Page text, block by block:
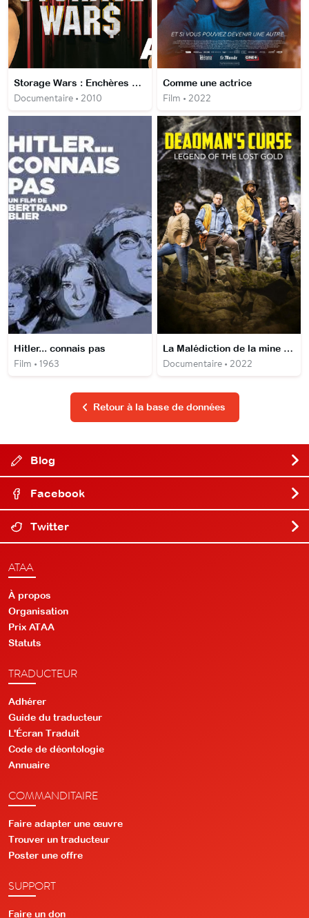
Storage Wars : Enchères surprises
Documentaire • 2010
Comme une actrice
Film • 2022
Hitler... connais pas
Film • 1963
La Malédiction de la mine perdue
Documentaire • 2022
Retour à la base de données
Blog
Facebook
Twitter
ATAA
À propos
Organisation
Prix ATAA
Statuts
TRADUCTEUR
Adhérer
Guide du traducteur
L'Écran Traduit
Code de déontologie
Annuaire
COMMANDITAIRE
Faire adapter une œuvre
Trouver un traducteur
Poster une offre
SUPPORT
Faire un don